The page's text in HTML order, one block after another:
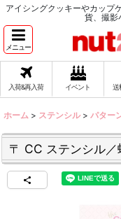
アイシングクッキーやカップ
貨、撮影
メニュー
入荷&再入荷 イベント 送
ホーム > ステンシル > パター
〒 CC ステンシル